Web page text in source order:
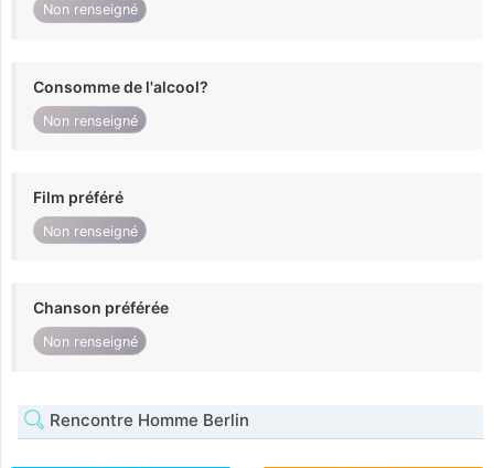
Non renseigné
Consomme de l'alcool?
Non renseigné
Film préféré
Non renseigné
Chanson préférée
Non renseigné
Rencontre Homme Berlin